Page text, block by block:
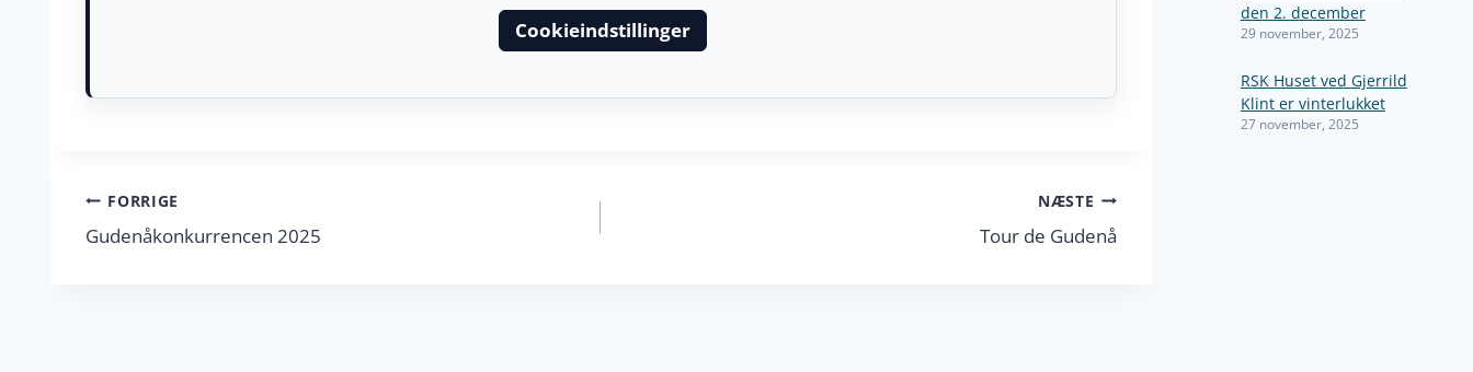
Cookieindstillinger
Indlægsnavigation
FORRIGE
Gudenåkonkurrencen 2025
NÆSTE
Tour de Gudenå
den 2. december
29 november, 2025
RSK Huset ved Gjerrild
Klint er vinterlukket
27 november, 2025